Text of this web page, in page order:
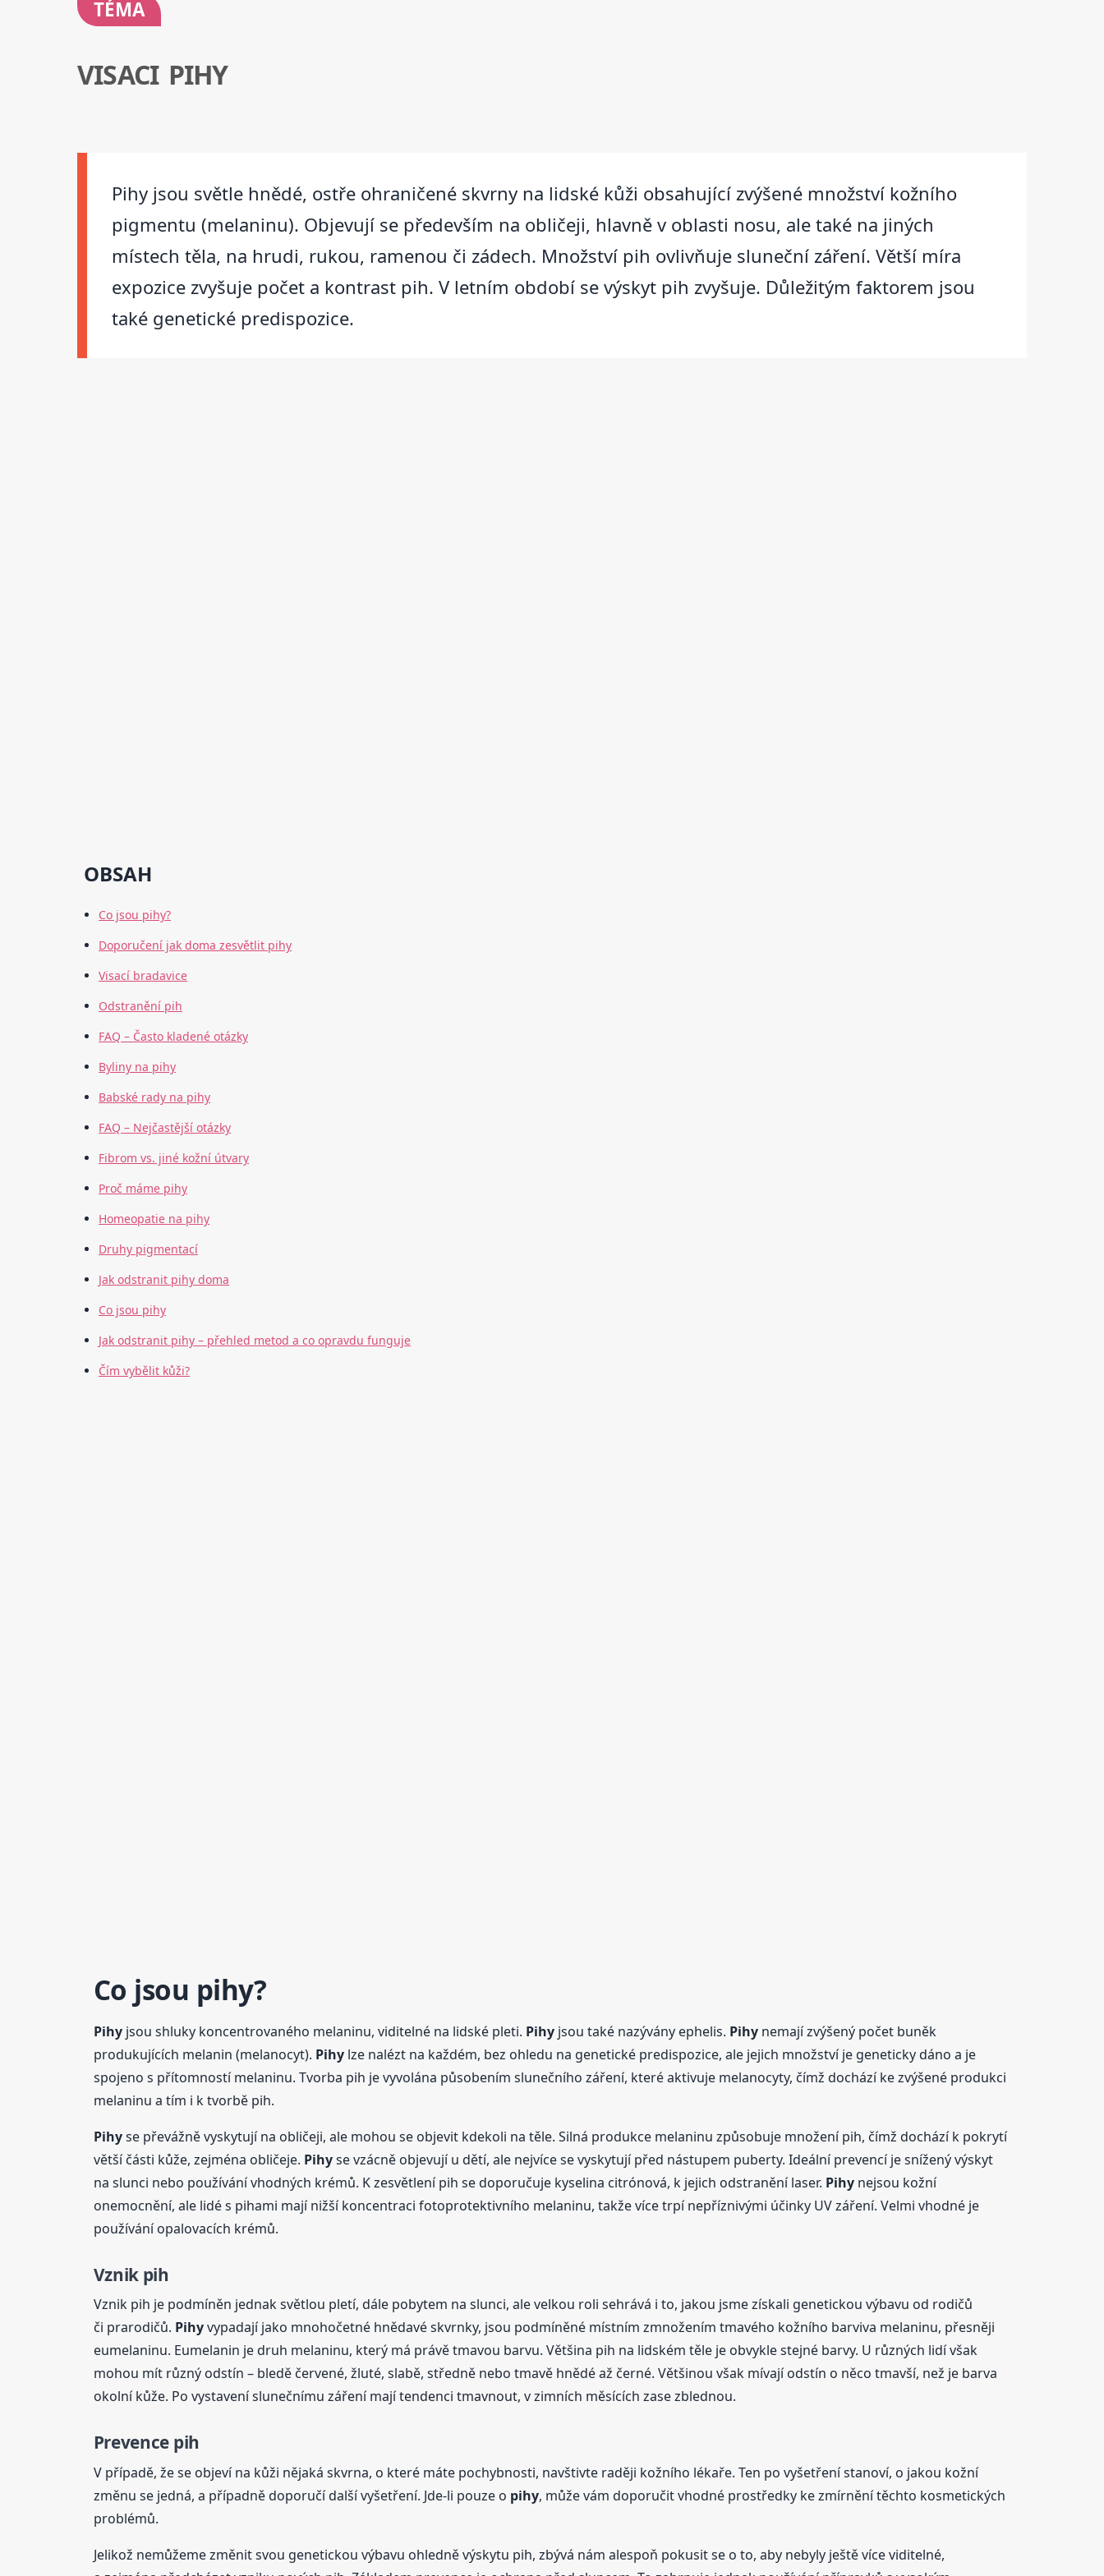
TÉMA
VISACI PIHY
Pihy jsou světle hnědé, ostře ohraničené skvrny na lidské kůži obsahující zvýšené množství kožního
pigmentu (melaninu). Objevují se především na obličeji, hlavně v oblasti nosu, ale také na jiných
místech těla, na hrudi, rukou, ramenou či zádech. Množství pih ovlivňuje sluneční záření. Větší míra
expozice zvyšuje počet a kontrast pih. V letním období se výskyt pih zvyšuje. Důležitým faktorem jsou
také genetické predispozice.
OBSAH
Co jsou pihy?
Doporučení jak doma zesvětlit pihy
Visací bradavice
Odstranění pih
FAQ – Často kladené otázky
Byliny na pihy
Babské rady na pihy
FAQ – Nejčastější otázky
Fibrom vs. jiné kožní útvary
Proč máme pihy
Homeopatie na pihy
Druhy pigmentací
Jak odstranit pihy doma
Co jsou pihy
Jak odstranit pihy – přehled metod a co opravdu funguje
Čím vybělit kůži?
Co jsou pihy?
Pihyjsou shluky koncentrovaného melaninu, viditelné na lidské pleti. Pihyjsou také nazývány ephelis. Pihynemají zvýšený počet buněk
produkujících melanin (melanocyt). Pihylze nalézt na každém, bez ohledu na genetické predispozice, ale jejich množství je geneticky dáno a je
spojeno s přítomností melaninu. Tvorba pih je vyvolána působením slunečního záření, které aktivuje melanocyty, čímž dochází ke zvýšené produkci
melaninu a tím i k tvorbě pih.
Pihyse převážně vyskytují na obličeji, ale mohou se objevit kdekoli na těle. Silná produkce melaninu způsobuje množení pih, čímž dochází k pokrytí
větší části kůže, zejména obličeje. Pihyse vzácně objevují u dětí, ale nejvíce se vyskytují před nástupem puberty. Ideální prevencí je snížený výskyt
na slunci nebo používání vhodných krémů. K zesvětlení pih se doporučuje kyselina citrónová, k jejich odstranění laser. Pihynejsou kožní
onemocnění, ale lidé s pihami mají nižší koncentraci fotoprotektivního melaninu, takže více trpí nepříznivými účinky UV záření. Velmi vhodné je
používání opalovacích krémů.
Vznik pih
Vznik pih je podmíněn jednak světlou pletí, dále pobytem na slunci, ale velkou roli sehrává i to, jakou jsme získali genetickou výbavu od rodičů
či prarodičů. Pihyvypadají jako mnohočetné hnědavé skvrnky, jsou podmíněné místním zmnožením tmavého kožního barviva melaninu, přesněji
eumelaninu. Eumelanin je druh melaninu, který má právě tmavou barvu. Většina pih na lidském těle je obvykle stejné barvy. U různých lidí však
mohou mít různý odstín – bledě červené, žluté, slabě, středně nebo tmavě hnědé až černé. Většinou však mívají odstín o něco tmavší, než je barva
okolní kůže. Po vystavení slunečnímu záření mají tendenci tmavnout, v zimních měsících zase zblednou.
Prevence pih
V případě, že se objeví na kůži nějaká skvrna, o které máte pochybnosti, navštivte raději kožního lékaře. Ten po vyšetření stanoví, o jakou kožní
změnu se jedná, a případně doporučí další vyšetření. Jde-li pouze o pihy, může vám doporučit vhodné prostředky ke zmírnění těchto kosmetických
problémů.
Jelikož nemůžeme změnit svou genetickou výbavu ohledně výskytu pih, zbývá nám alespoň pokusit se o to, aby nebyly ještě více viditelné,